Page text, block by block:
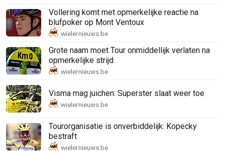
Vollering komt met opmerkelijke reactie na
blufpoker op Mont Ventoux
Grote naam moet Tour onmiddellijk verlaten na
opmerkelijke strijd
Visma mag juichen: Superster slaat weer toe
Tourorganisatie is onverbiddelijk: Kopecky
bestraft